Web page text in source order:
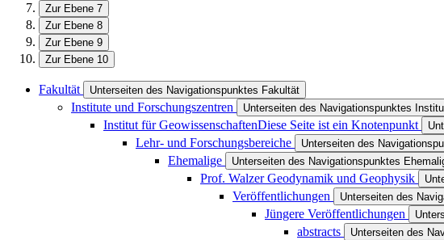
Zur Ebene 7
Zur Ebene 8
Zur Ebene 9
Zur Ebene 10
Fakultät Unterseiten des Navigationspunktes Fakultät
Institute und Forschungszentren Unterseiten des Navigationspunktes
Institut für GeowissenschaftenDiese Seite ist ein Knotenpunkt
Lehr- und Forschungsbereiche Unterseiten des
Ehemalige Unterseiten des Navigationspunktes
Prof. Walzer Geodynamik und Geophysik
Veröffentlichungen Unterseiten des
Jüngere Veröffentlichungen
abstracts Unterseiten des